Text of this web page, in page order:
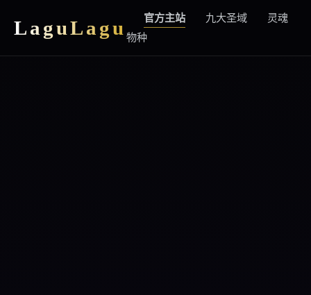
LaguLagu 官方主站 九大圣域
灵魂
物种